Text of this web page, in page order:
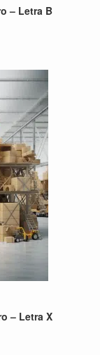
– Letra B
– Letra X